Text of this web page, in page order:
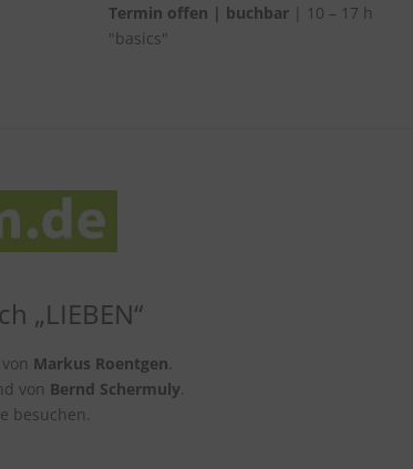
Termin offen | buchbar| 10 – 17 h
"basics"
„LIEBEN“
Markus Roentgen.
von Bernd Schermuly.
besuchen.